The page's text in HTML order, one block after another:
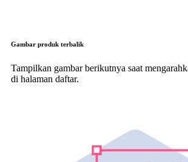
Gambar produk terbalik
Tampilkan gambar berikutnya saat
di halaman daftar.